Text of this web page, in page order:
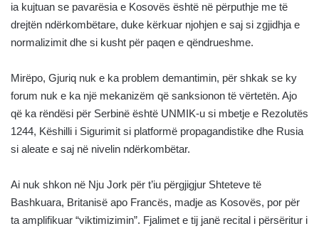
ia kujtuan se pavarësia e Kosovës është në përputhje me të
drejtën ndërkombëtare, duke kërkuar njohjen e saj si zgjidhja e
normalizimit dhe si kusht për paqen e qëndrueshme.
Mirëpo, Gjuriq nuk e ka problem demantimin, për shkak se ky
forum nuk e ka një mekanizëm që sanksionon të vërtetën. Ajo
që ka rëndësi për Serbinë është UNMIK-u si mbetje e Rezolutës
1244, Këshilli i Sigurimit si platformë propagandistike dhe Rusia
si aleate e saj në nivelin ndërkombëtar.
Ai nuk shkon në Nju Jork për t’iu përgjigjur Shteteve të
Bashkuara, Britanisë apo Francës, madje as Kosovës, por për
ta amplifikuar “viktimizimin”. Fjalimet e tij janë recital i përsëritur i